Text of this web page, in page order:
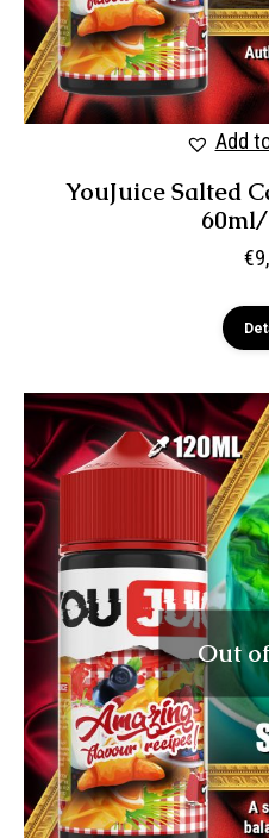
Add
YouJuice Salted
€
Out